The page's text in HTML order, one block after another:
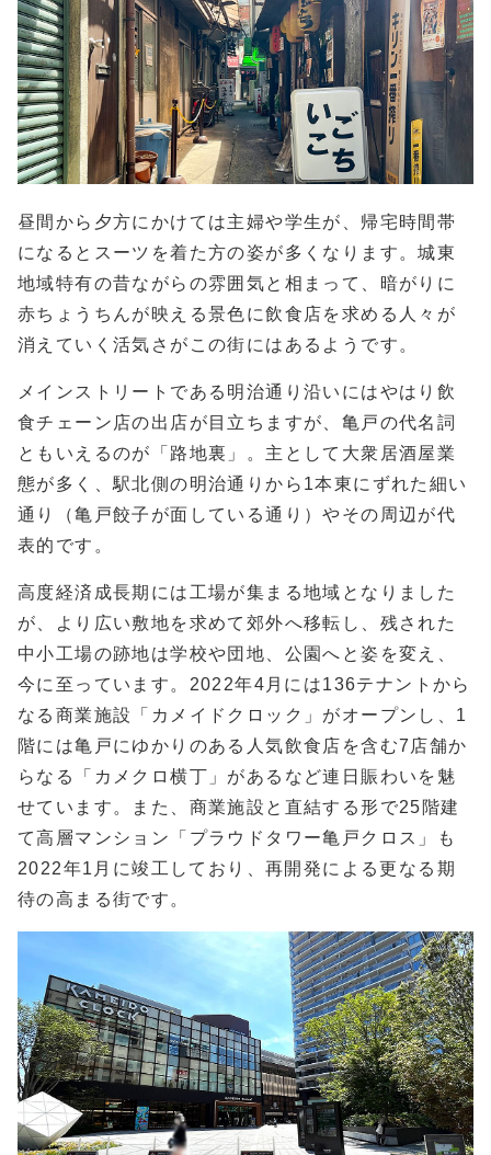
昼間から夕方にかけては主婦や学生が、帰宅時間帯
になるとスーツを着た方の姿が多くなります。城東
地域特有の昔ながらの雰囲気と相まって、暗がりに
赤ちょうちんが映える景色に飲食店を求める人々が
消えていく活気さがこの街にはあるようです。
メインストリートである明治通り沿いにはやはり飲
食チェーン店の出店が目立ちますが、亀戸の代名詞
ともいえるのが「路地裏」。主として大衆居酒屋業
態が多く、駅北側の明治通りから1本東にずれた細い
通り（亀戸餃子が面している通り）やその周辺が代
表的です。
高度経済成長期には工場が集まる地域となりました
が、より広い敷地を求めて郊外へ移転し、残された
中小工場の跡地は学校や団地、公園へと姿を変え、
今に至っています。2022年4月には136テナントから
なる商業施設「カメイドクロック」がオープンし、1
階には亀戸にゆかりのある人気飲食店を含む7店舗か
らなる「カメクロ横丁」があるなど連日賑わいを魅
せています。また、商業施設と直結する形で25階建
て高層マンション「プラウドタワー亀戸クロス」も
2022年1月に竣工しており、再開発による更なる期
待の高まる街です。